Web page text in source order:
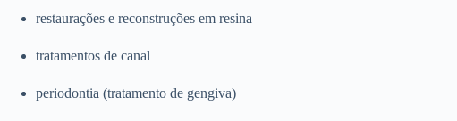
restaurações e reconstruções em resina
tratamentos de canal
periodontia (tratamento de gengiva)